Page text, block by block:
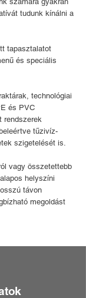
tudunk kínálni a
tapasztalatot
és speciális
technológiai
és PVC
rendszerek
tűzivíz-
szigetelését is.
vagy összetettebb
helyszíni
távon
megoldást